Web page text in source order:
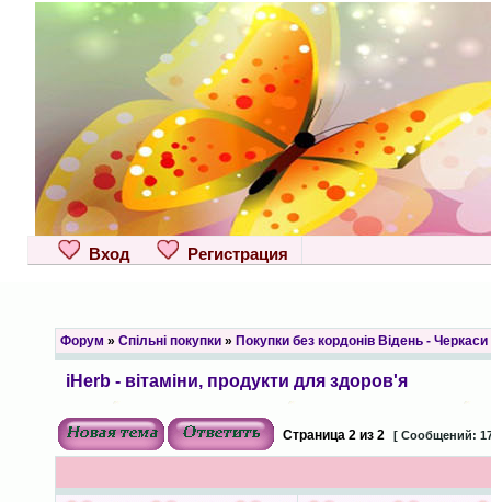
Вход Регистрация
Форум » Спільні покупки» Покупки без кордонів Відень - Черкаси
iHerb - вітаміни, продукти для здоров'я
Страница 2из 2 [ Сообщений: